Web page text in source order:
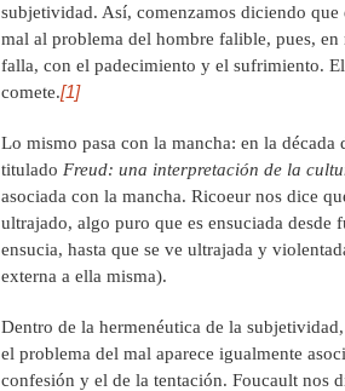
subjetividad. Así, comenzamos diciendo
mal al problema del hombre falible, pues, en
falla, con el padecimiento y el sufrimiento.
comete.[1]
Lo mismo pasa con la mancha: en la
titulado Freud: una interpretación de la
asociada con la mancha. Ricoeur nos dice
ultrajado, algo puro que es ensuciada desde
ensucia, hasta que se ve ultrajada y
externa a ella misma).
Dentro de la hermenéutica de la
el problema del mal aparece igualmente
confesión y el de la tentación. Foucault nos